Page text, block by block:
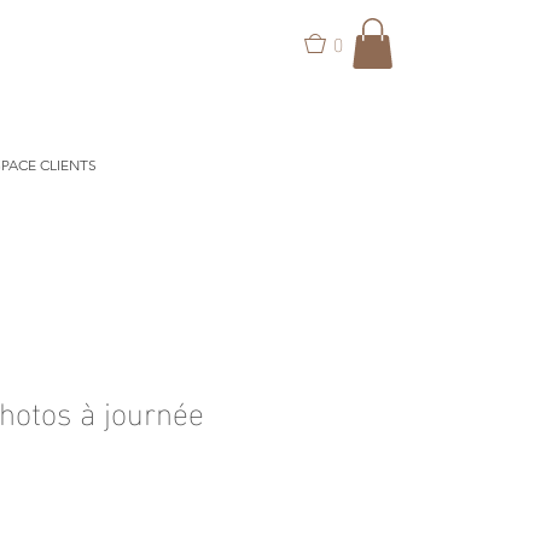
0
CLIENTS
à journée